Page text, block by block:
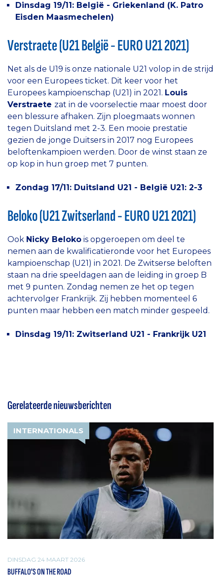
Dinsdag 19/11: België - Griekenland (K. Patro
Eisden Maasmechelen)
Verstraete (U21 België - EURO U21 2021)
Net als de U19 is onze nationale U21 volop in de strijd
voor een Europees ticket. Dit keer voor het
Europees kampioenschap (U21) in 2021. Louis
Verstraete zat in de voorselectie maar moest door
een blessure afhaken. Zijn ploegmaats wonnen
tegen Duitsland met 2-3. Een mooie prestatie
gezien de jonge Duitsers in 2017 nog Europees
beloftenkampioen werden. Door de winst staan ze
op kop in hun groep met 7 punten.
Zondag 17/11: Duitsland U21 - België U21: 2-3
Beloko (U21 Zwitserland - EURO U21 2021)
Ook Nicky Beloko is opgeroepen om deel te
nemen aan de kwalificatieronde voor het Europees
kampioenschap (U21) in 2021. De Zwitserse beloften
staan na drie speeldagen aan de leiding in groep B
met 9 punten. Zondag nemen ze het op tegen
achtervolger Frankrijk. Zij hebben momenteel 6
punten maar hebben een match minder gespeeld.
Dinsdag 19/11: Zwitserland U21 - Frankrijk U21
Gerelateerde nieuwsberichten
INTERNATIONALS
DINSDAG 24 MAART 2026
BUFFALO'S ON THE ROAD